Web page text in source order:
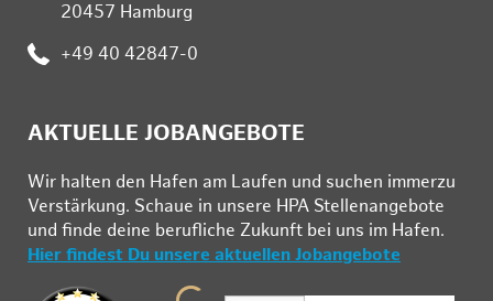
20457 Hamburg
: +49 40 42847-0
AKTUELLE JOBANGEBOTE
Wir hal­ten den Ha­fen am Lau­fen und su­chen im­mer­zu
Ver­stär­kung. Schau­e in un­se­re HPA Stel­len­an­ge­bo­te
und fin­de deine be­ruf­li­che Zu­kunft bei uns im Ha­fen.
Hier findest Du unsere aktuellen Jobangebote